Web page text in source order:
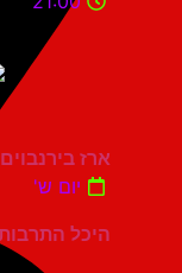
היכל התרבות כפר
ארז בירנבוים
יום ש'